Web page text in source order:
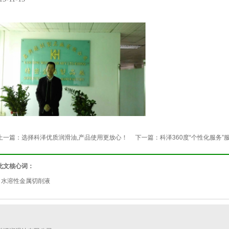
一篇： 选择科泽优质润滑油,产品使用更放心！ 下一篇： 科泽360度“个性化服务”
文核心词：
水溶性金属切削液